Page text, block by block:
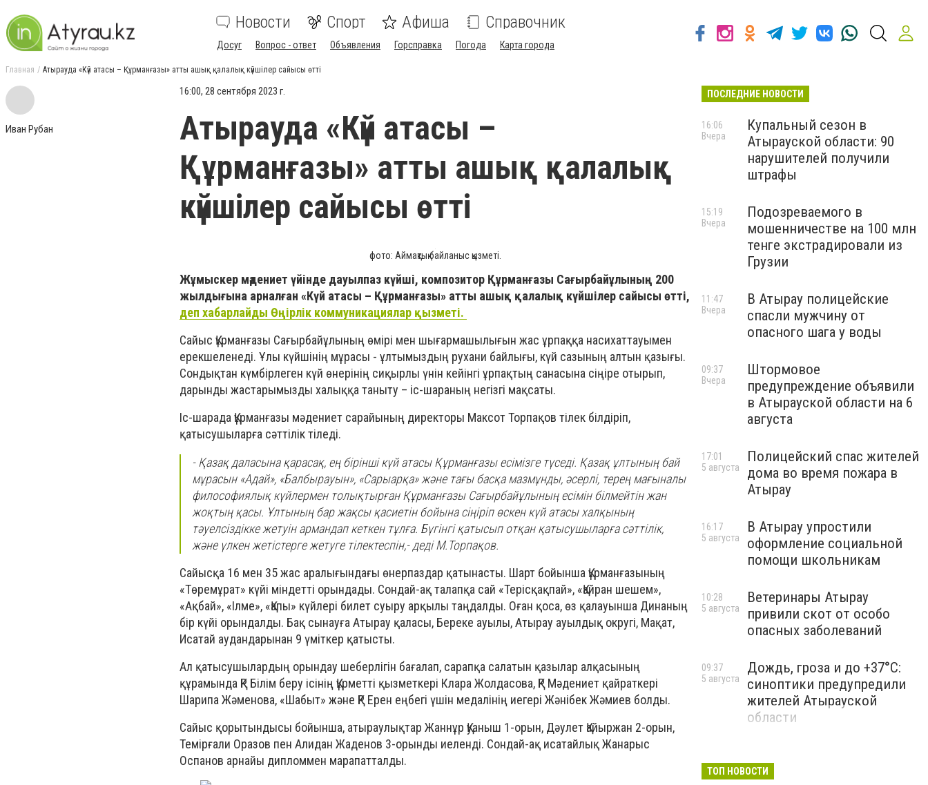
Новости Спорт Афиша Справочник
Досуг Вопрос - ответ Объявления Горсправка Погода Карта города
Главная Атырауда «Күй атасы – Құрманғазы» атты ашық қалалық күйшілер сайысы өтті
Иван Рубан
16:00, 28 сентября 2023 г.
Атырауда «Күй атасы –
Құрманғазы» атты ашық қалалық
күйшілер сайысы өтті
фото: Аймақтық байланыс қызметі.
Жұмыскер мәдениет үйінде дауылпаз күйші, композитор Құрманғазы Сағырбайұлының 200
жылдығына арналған «Күй атасы – Құрманғазы» атты ашық қалалық күйшілер сайысы өтті,
деп хабарлайды Өңірлік коммуникациялар қызметі.
Сайыс Құрманғазы Сағырбайұлының өмірі мен шығармашылығын жас ұрпаққа насихаттауымен
ерекшеленеді. Ұлы күйшінің мұрасы - ұлтымыздың рухани байлығы, күй сазының алтын қазығы.
Сондықтан күмбірлеген күй өнерінің сиқырлы үнін кейінгі ұрпақтың санасына сіңіре отырып,
дарынды жастарымызды халыққа таныту – іс-шараның негізгі мақсаты.
Іс-шарада Құрманғазы мәдениет сарайының директоры Максот Торпақов тілек білдіріп,
қатысушыларға сәттілік тіледі.
- Қазақ даласына қарасақ, ең бірінші күй атасы Құрманғазы есімізге түседі. Қазақ ұлтының бай
мұрасын «Адай», «Балбырауын», «Сарыарқа» және тағы басқа мазмұнды, әсерлі, терең мағыналы
философиялық күйлермен толықтырған Құрманғазы Сағырбайұлының есімін білмейтін жан
жоқтың қасы. Ұлтының бар жақсы қасиетін бойына сіңіріп өскен күй атасы халқының
тәуелсіздікке жетуін армандап кеткен тұлға. Бүгінгі қатысып отқан қатысушыларға сәттілік,
және үлкен жетістерге жетуге тілектеспін,- деді М.Торпақов.
Сайысқа 16 мен 35 жас аралығындағы өнерпаздар қатынасты. Шарт бойынша Құрманғазының
«Төремұрат» күйі міндетті орындады. Сондай-ақ талапқа сай «Терісқақпай», «Қайран шешем»,
«Ақбай», «Ілме», «Қапы» күйлері билет суыру арқылы таңдалды. Оған қоса, өз қалауынша Динаның
бір күйі орындалды. Бақ сынауға Атырау қаласы, Береке ауылы, Атырау ауылдық округі, Мақат,
Исатай аудандарынан 9 үміткер қатысты.
Ал қатысушылардың орындау шеберлігін бағалап, сарапқа салатын қазылар алқасының
құрамында ҚР Білім беру ісінің Құрметті қызметкері Клара Жолдасова, ҚР Мәдениет қайраткері
Шарипа Жәменова, «Шабыт» және ҚР Ерен еңбегі үшін медалінің иегері Жәнібек Жәмиев болды.
Сайыс қорытындысы бойынша, атыраулықтар Жаннұр Қуаныш 1-орын, Дәулет Қайыржан 2-орын,
Темірғали Оразов пен Алидан Жаденов 3-орынды иеленді. Сондай-ақ исатайлық Жанарыс
Оспанов арнайы дипломмен марапатталды.
ПОСЛЕДНИЕ НОВОСТИ
Купальный сезон в
Атырауской области: 90
нарушителей получили
штрафы
16:06
Вчера
Подозреваемого в
мошенничестве на 100 млн
тенге экстрадировали из
Грузии
15:19
Вчера
В Атырау полицейские
спасли мужчину от
опасного шага у воды
11:47
Вчера
Штормовое
предупреждение объявили
в Атырауской области на 6
августа
09:37
Вчера
Полицейский спас жителей
дома во время пожара в
Атырау
17:01
5 августа
В Атырау упростили
оформление социальной
помощи школьникам
16:17
5 августа
Ветеринары Атырау
привили скот от особо
опасных заболеваний
10:28
5 августа
Дождь, гроза и до +37°C:
синоптики предупредили
жителей Атырауской
области
09:37
5 августа
ТОП НОВОСТИ